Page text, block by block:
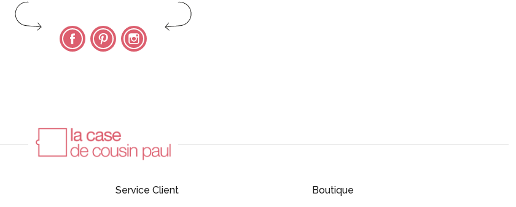
FacebookPinterest Instagram
Service Client Boutique